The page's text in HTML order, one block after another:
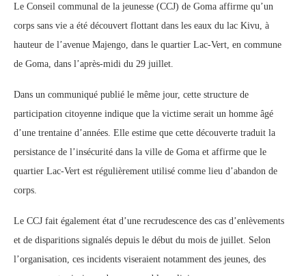
Le Conseil communal de la jeunesse (CCJ) de Goma affirme qu’un
corps sans vie a été découvert flottant dans les eaux du lac Kivu, à
hauteur de l’avenue Majengo, dans le quartier Lac-Vert, en commune
de Goma, dans l’après-midi du 29 juillet.
Dans un communiqué publié le même jour, cette structure de
participation citoyenne indique que la victime serait un homme âgé
d’une trentaine d’années. Elle estime que cette découverte traduit la
persistance de l’insécurité dans la ville de Goma et affirme que le
quartier Lac-Vert est régulièrement utilisé comme lieu d’abandon de
corps.
Le CCJ fait également état d’une recrudescence des cas d’enlèvements
et de disparitions signalés depuis le début du mois de juillet. Selon
l’organisation, ces incidents viseraient notamment des jeunes, des